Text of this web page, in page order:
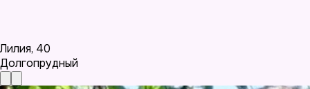
Лилия, 40
Долгопрудный